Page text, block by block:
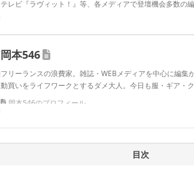
テレビ『ラヴィット！』等、各メディアで登壇機会多数の編
岡本546
フリーランスの浪費家。雑誌・WEBメディアを中心に編
動買いをライフワークとするダメ大人。今日も服・ギア・
岡本546のプロフィール
目次